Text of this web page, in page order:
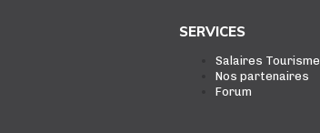
SERVICES
Salaires Tourisme
Nos partenaires
Forum